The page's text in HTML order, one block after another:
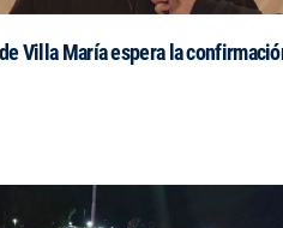
Villa María espera la